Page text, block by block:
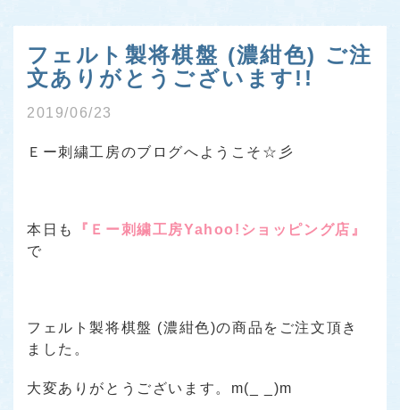
フェルト製将棋盤 (濃紺色) ご注
文ありがとうございます!!
2019/06/23
Ｅー刺繍工房のブログへようこそ☆彡
本日も
『Ｅー刺繍工房Yahoo!ショッピング店』
で
フェルト製将棋盤 (濃紺色)の商品をご注文頂き
ました。
大変ありがとうございます。m(_ _)m